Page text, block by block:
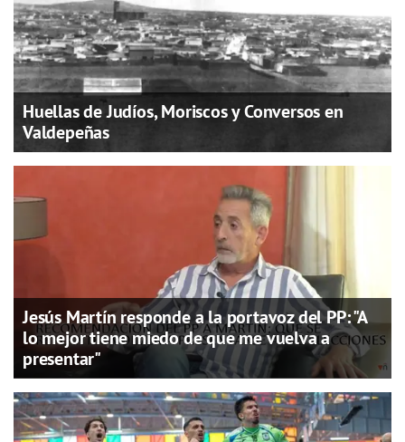
Huellas de Judíos, Moriscos y Conversos en
Valdepeñas
Jesús Martín responde a la portavoz del PP: "A
lo mejor tiene miedo de que me vuelva a
presentar"